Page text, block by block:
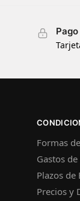
Formas
Gastos
Plazos de
Precios y